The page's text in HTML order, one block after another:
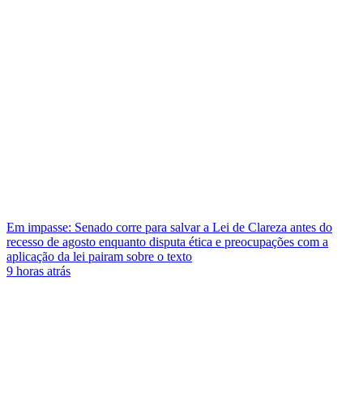
Em impasse: Senado corre para salvar a Lei de Clareza antes do
recesso de agosto enquanto disputa ética e preocupações com a
aplicação da lei pairam sobre o texto
9 horas atrás